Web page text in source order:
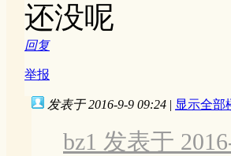
还没呢
回复
举报
发表于 2016-9-9 09:24 | 显示全部
bz1 发表于